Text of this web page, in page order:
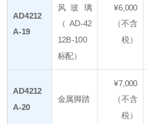
AD4212
A-19
风玻璃
（AD-42
12B-100
标配）
¥6,000
（不含
税）
AD4212
A-20
金属脚踏
¥7,000
（不含
税）